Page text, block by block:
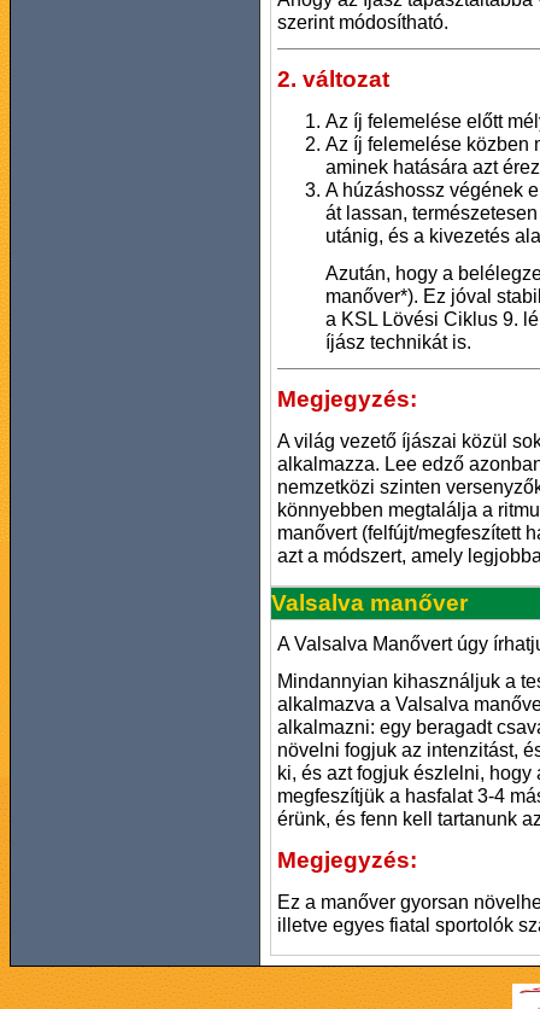
szerint módosítható.
2. változat
Az íj felemelése előtt
Az íj felemelése közben
aminek hatására azt
A húzáshossz végének
át lassan,
utánig, és a kivezetés
Azután, hogy a
manőver*). Ez jóval
a KSL Lövési Ciklus 9.
íjász technikát is.
Megjegyzés:
A világ vezető íjászai közül
alkalmazza. Lee edző
nemzetközi szinten
könnyebben megtalálja a
manővert (felfújt/megfeszített
azt a módszert, amely
Valsalva manőver
A Valsalva Manővert úgy
Mindannyian kihasználjuk a
alkalmazva a Valsalva
alkalmazni: egy beragadt
növelni fogjuk az intenzitást,
ki, és azt fogjuk észlelni,
megfeszítjük a hasfalat 3-4
érünk, és fenn kell tartanunk
Megjegyzés:
Ez a manőver gyorsan
illetve egyes fiatal sportolók